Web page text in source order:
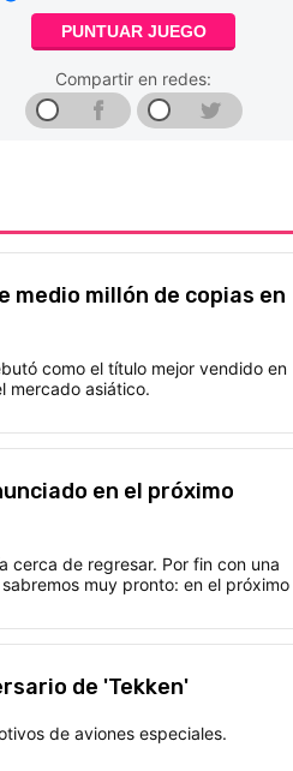
PUNTUAR JUEGO
Compartir en redes:
medio millón de copias en
como el título mejor vendido en
mercado asiático.
en el próximo
cerca de regresar. Por fin con una
muy pronto: en el próximo
de 'Tekken'
de aviones especiales.